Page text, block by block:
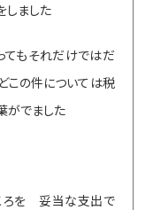
しました
もそれだけではだ
この件については税
がでました
ろを 妥当な支出で